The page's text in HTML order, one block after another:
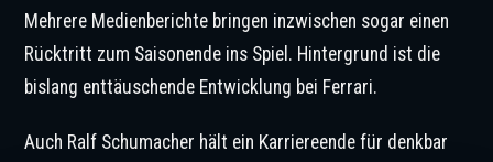
Mehrere Medienberichte bringen inzwischen sogar einen
Rücktritt zum Saisonende ins Spiel. Hintergrund ist die
bislang enttäuschende Entwicklung bei Ferrari.
Auch Ralf Schumacher hält ein Karriereende für denkbar